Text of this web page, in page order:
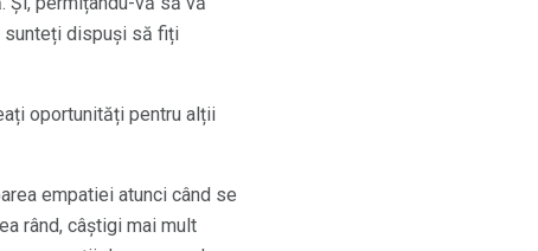
sunteți dispuși să fiți
oportunități pentru alții
empatiei atunci când se
rând, câștigi mai mult